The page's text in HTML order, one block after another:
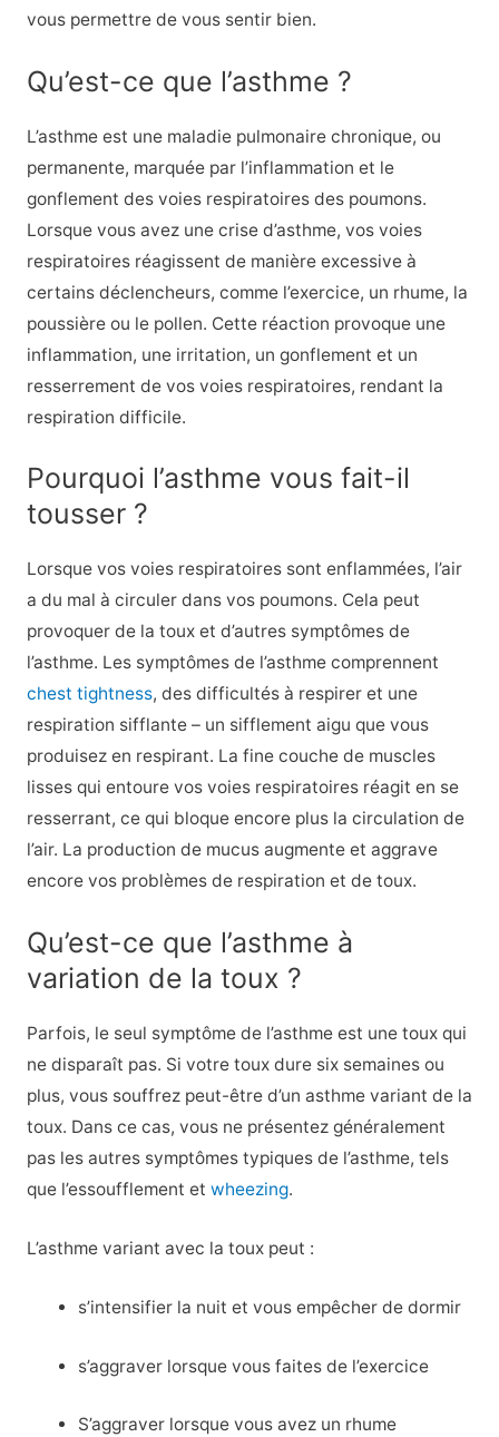
vous permettre de vous sentir bien.
Qu’est-ce que l’asthme ?
L’asthme est une maladie pulmonaire chronique, ou
permanente, marquée par l’inflammation et le
gonflement des voies respiratoires des poumons.
Lorsque vous avez une crise d’asthme, vos voies
respiratoires réagissent de manière excessive à
certains déclencheurs, comme l’exercice, un rhume, la
poussière ou le pollen. Cette réaction provoque une
inflammation, une irritation, un gonflement et un
resserrement de vos voies respiratoires, rendant la
respiration difficile.
Pourquoi l’asthme vous fait-il
tousser ?
Lorsque vos voies respiratoires sont enflammées, l’air
a du mal à circuler dans vos poumons. Cela peut
provoquer de la toux et d’autres symptômes de
l’asthme. Les symptômes de l’asthme comprennent
chest tightness, des difficultés à respirer et une
respiration sifflante – un sifflement aigu que vous
produisez en respirant. La fine couche de muscles
lisses qui entoure vos voies respiratoires réagit en se
resserrant, ce qui bloque encore plus la circulation de
l’air. La production de mucus augmente et aggrave
encore vos problèmes de respiration et de toux.
Qu’est-ce que l’asthme à
variation de la toux ?
Parfois, le seul symptôme de l’asthme est une toux qui
ne disparaît pas. Si votre toux dure six semaines ou
plus, vous souffrez peut-être d’un asthme variant de la
toux. Dans ce cas, vous ne présentez généralement
pas les autres symptômes typiques de l’asthme, tels
que l’essoufflement et wheezing.
L’asthme variant avec la toux peut :
s’intensifier la nuit et vous empêcher de dormir
s’aggraver lorsque vous faites de l’exercice
S’aggraver lorsque vous avez un rhume